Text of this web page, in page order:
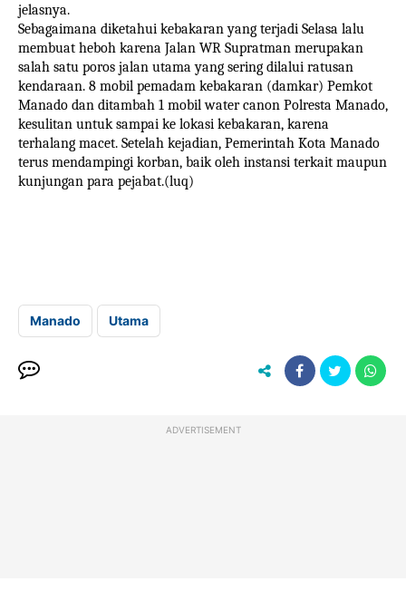
jelasnya.
Sebagaimana diketahui kebakaran yang terjadi Selasa lalu
membuat heboh karena Jalan WR Supratman merupakan
salah satu poros jalan utama yang sering dilalui ratusan
kendaraan. 8 mobil pemadam kebakaran (damkar) Pemkot
Manado dan ditambah 1 mobil water canon Polresta Manado,
kesulitan untuk sampai ke lokasi kebakaran, karena
terhalang macet. Setelah kejadian, Pemerintah Kota Manado
terus mendampingi korban, baik oleh instansi terkait maupun
kunjungan para pejabat.(luq)
Manado Utama
ADVERTISEMENT